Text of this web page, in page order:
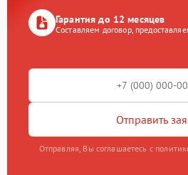
Гарантия до 12 месяцев
Составляем договор,
Отправить
Отправляя, Вы соглашаетесь с